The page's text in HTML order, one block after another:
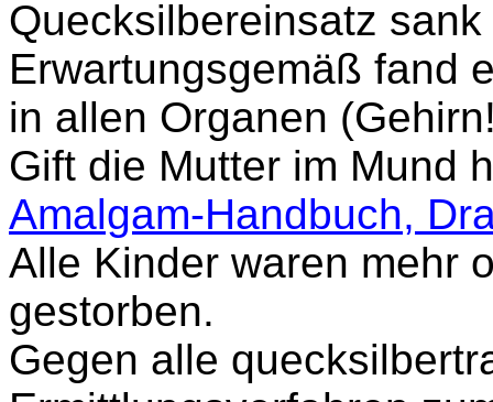
Quecksilbereinsatz
Erwartungsgemäß fand
in allen Organen
Gift die Mutter im Mund
Amalgam-Handbuch,
Alle Kinder waren mehr
gestorben.
Gegen alle